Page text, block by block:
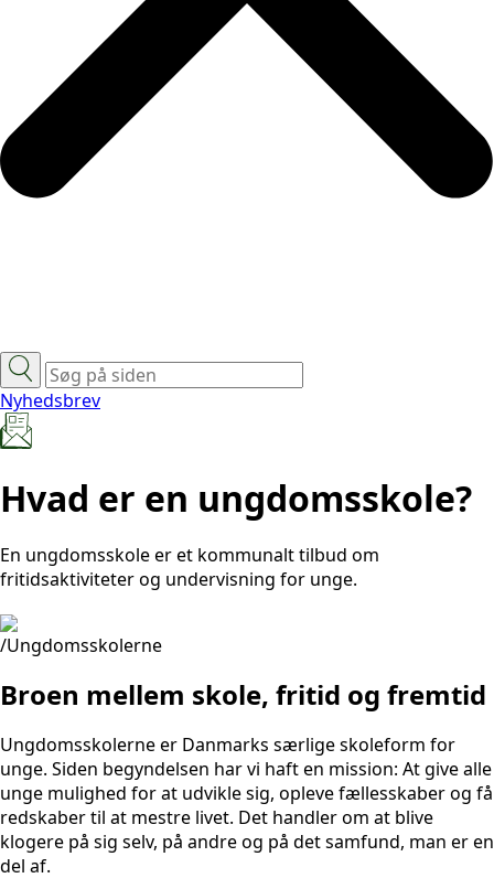
Nyhedsbrev
Hvad er en ungdomsskole?
En ungdomsskole er et kommunalt tilbud om
fritidsaktiviteter og undervisning for unge.
/Ungdomsskolerne
Broen mellem skole, fritid og fremtid
Ungdomsskolerne er Danmarks særlige skoleform for
unge. Siden begyndelsen har vi haft en mission: At give alle
unge mulighed for at udvikle sig, opleve fællesskaber og få
redskaber til at mestre livet. Det handler om at blive
klogere på sig selv, på andre og på det samfund, man er en
del af.